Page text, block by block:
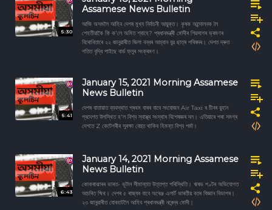
5:30
Assamese News Bulletin
আজি অসমলৈ আহিব দেশৰ মুখ্য নিৰ্বাচনী আয়ুক্ত। কৃষক আন্দোলনক লৈ
শেহতীয়াকৈ কি ক'লে অমিত শ্বাহে? প্ৰধানমন্ত্ৰী মোদীৰ শিৱসাগৰ ভ্ৰমণৰ
বিৰোধিতাৰে ২২ জানুৱাৰীত জিলা বন্ধৰ আহ্বান যুৱ ছাত্ৰ পৰিষদৰ। দেশত দ্ৰুত
গতিত বৃদ্ধি পাইছে বাৰ্ড ফ্লুৰ সংক্ৰমণ।
5:41
January 15, 2021 Morning Assamese
News Bulletin
দেশৰ যাতায়াত ব্যবস্থাত প্ৰথম বাৰৰ বাবে সংযোজন Air Taxi ৰ চীনৰ য়ুহান
প্ৰদেশত উপস্থিত হ'ল বিশ্ব স্বাস্থ্য সংস্থাৰ বিশেষজ্ঞৰ দল। এতিয়াৰে পৰা সমগ্ৰ
দেশতে Z কেটেগৰীৰ সুৰক্ষা বেহুত থাকিব হিমন্ত বিশ্ব শৰ্মা।
6:43
January 14, 2021 Morning Assamese
News Bulletin
কোকৰাঝাৰৰ ভাৰত- ভূটান সীমান্তত উত্তপ্ত পৰিস্থিতি। ঋষভ পণ্টৰ অভিযোগত
আচৰিত ষ্মিথ। দেশৰ ৫ ৰাজ্যৰ বাবে অৰেঞ্জ এলাৰ্ট ভাৰতীয় বতৰ বিজ্ঞান বিভাগৰ।
২৩ জানুৱাৰীত যোৰহাটলৈ আহিব প্ৰধানমন্ত্ৰী নৰেন্দ্ৰ মোদী।